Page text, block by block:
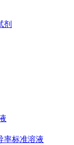
剂
率标准溶液